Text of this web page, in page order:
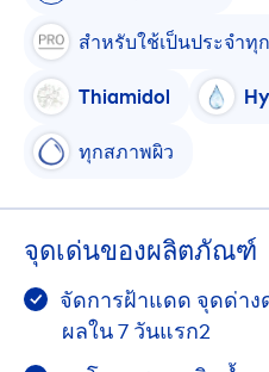
สำหรับใช้เป็นประจำทุ
Thiamidol
ทุกสภาพผิว
จุดเด่นของผลิตภัณฑ์
จัดการฝ้าแดด จุดด่าง
ผลใน 7 วันแรก2